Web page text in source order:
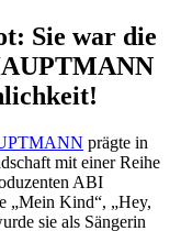
Sie war die
prägte in
mit einer Reihe
ABI
„Mein Kind“, „Hey,
sie als Sängerin